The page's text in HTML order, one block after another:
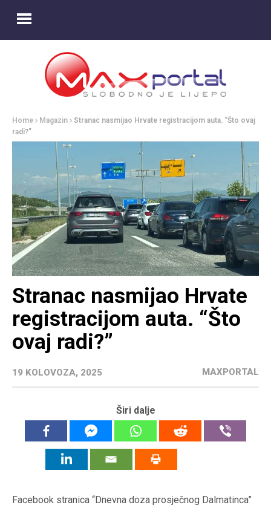
Home Magazin
Stranac nasmijao Hrvate registracijom auta. “Što ovaj
radi?”
Stranac nasmijao Hrvate
registracijom auta. “Što
ovaj radi?”
19 KOLOVOZA, 2025 MAXPORTAL
Širi dalje
Facebook stranica “Dnevna doza prosječnog Dalmatinca”